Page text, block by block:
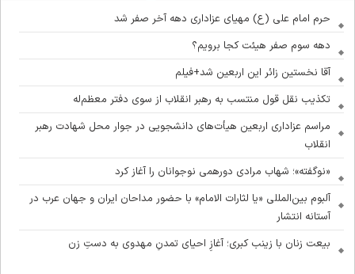
حرم امام علی (ع) مهیای عزاداری دهه آخر صفر شد
دهه سوم صفر هیئت کجا برویم؟
آقا نخستین زائر این اربعین شد+فیلم
تکذیب نقل قول منتسب به رهبر انقلاب از سوی دفتر معظم‌له
مراسم عزاداری اربعین هیأت‌های دانشجویی در جوار محل شهادت رهبر
انقلاب
«نوگفته»؛ شهاب مرادی دورهمی نوجوانان را آغاز کرد
آلبوم بین‌المللی «یا لثارات الامام» با حضور مداحان ایران و جهان عرب در
آستانه انتشار
بیعت زنان با زینب کبری؛ آغازِ احیای تمدنِ مهدوی به دستِ زن